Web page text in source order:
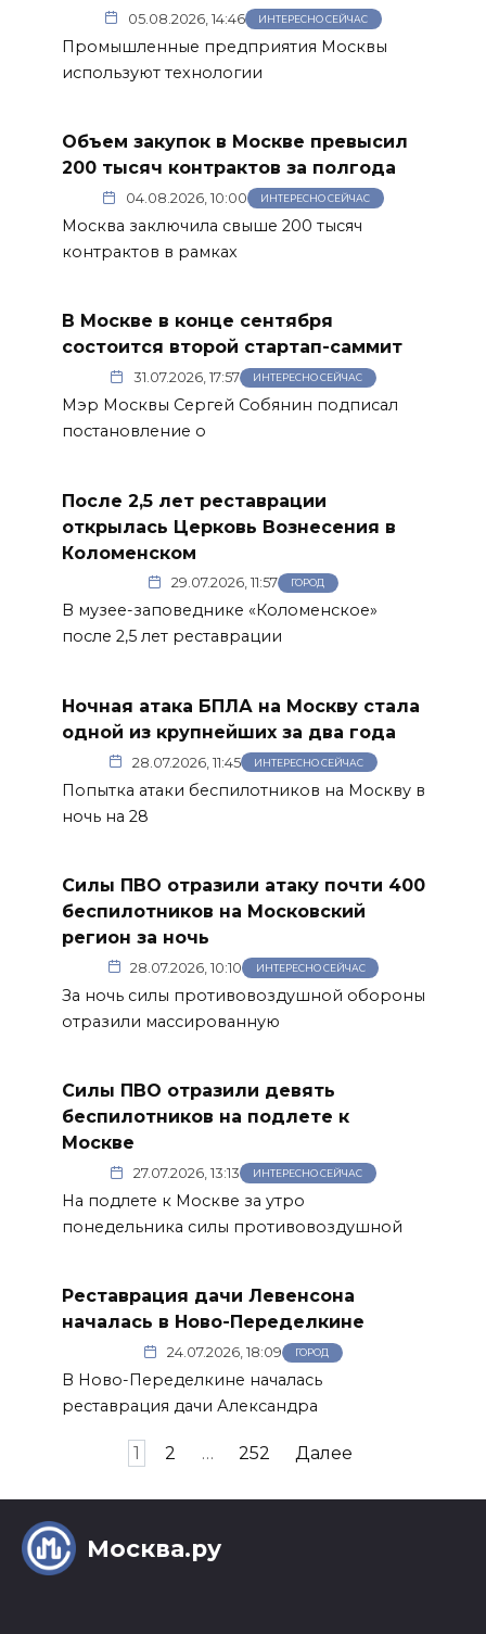
05.08.2026, 14:46 ИНТЕРЕСНО СЕЙЧАС
Промышленные предприятия Москвы
используют технологии
Объем закупок в Москве превысил
200 тысяч контрактов за полгода
04.08.2026, 10:00 ИНТЕРЕСНО СЕЙЧАС
Москва заключила свыше 200 тысяч
контрактов в рамках
В Москве в конце сентября
состоится второй стартап-саммит
31.07.2026, 17:57 ИНТЕРЕСНО СЕЙЧАС
Мэр Москвы Сергей Собянин подписал
постановление о
После 2,5 лет реставрации
открылась Церковь Вознесения в
Коломенском
29.07.2026, 11:57 ГОРОД
В музее-заповеднике «Коломенское»
после 2,5 лет реставрации
Ночная атака БПЛА на Москву стала
одной из крупнейших за два года
28.07.2026, 11:45 ИНТЕРЕСНО СЕЙЧАС
Попытка атаки беспилотников на Москву в
ночь на 28
Силы ПВО отразили атаку почти 400
беспилотников на Московский
регион за ночь
28.07.2026, 10:10 ИНТЕРЕСНО СЕЙЧАС
За ночь силы противовоздушной обороны
отразили массированную
Силы ПВО отразили девять
беспилотников на подлете к
Москве
27.07.2026, 13:13 ИНТЕРЕСНО СЕЙЧАС
На подлете к Москве за утро
понедельника силы противовоздушной
Реставрация дачи Левенсона
началась в Ново-Переделкине
24.07.2026, 18:09 ГОРОД
В Ново-Переделкине началась
реставрация дачи Александра
1 2 … 252 Далее
Москва.ру